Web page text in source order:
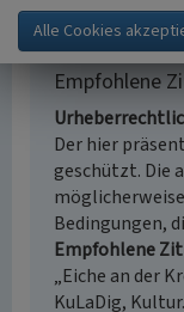
Empfohlene
Der hier
geschützt. Die
Bedingungen,
Empfohlene
„Eiche an der
KuLaDig,